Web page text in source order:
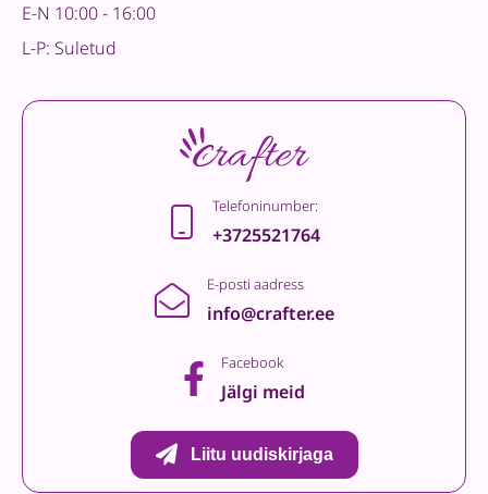
E-N 10:00 - 16:00
L-P: Suletud
Telefoninumber:
+3725521764
E-posti aadress
info@crafter.ee
Facebook
Jälgi meid
Liitu uudiskirjaga